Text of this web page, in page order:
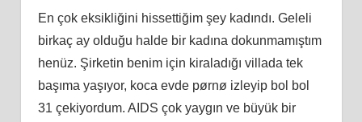
En çok eksikliğini hissettiğim şey kadındı. Geleli
birkaç ay olduğu halde bir kadına dokunmamıştım
henüz. Şirketin benim için kiraladığı villada tek
başıma yaşıyor, koca evde pørnø izleyip bol bol
31 çekiyordum. AIDS çok yaygın ve büyük bir